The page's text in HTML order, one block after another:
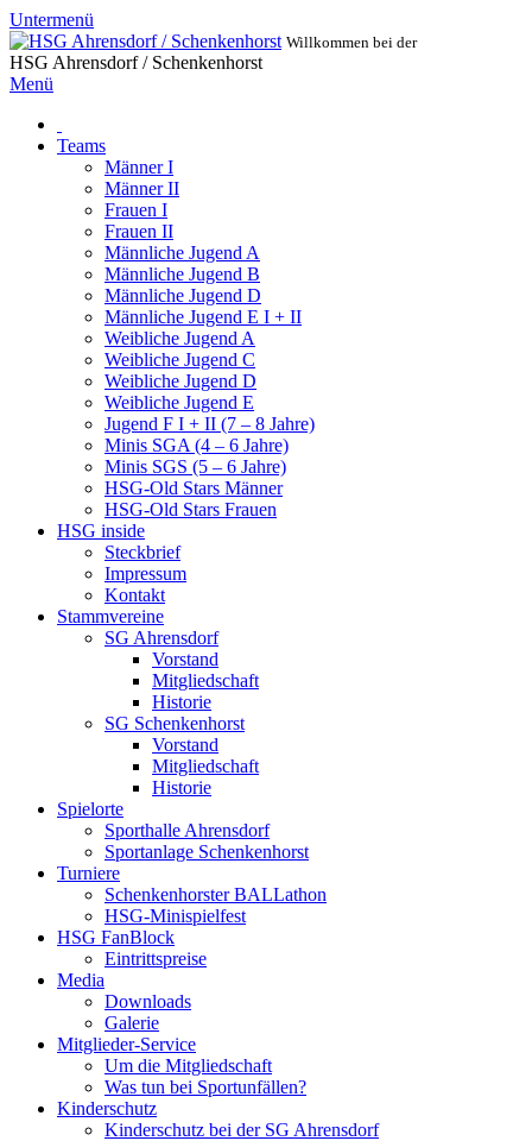
Untermenü
Willkommen bei der
HSG Ahrensdorf / Schenkenhorst
Menü
Teams
Männer I
Männer II
Frauen I
Frauen II
Männliche Jugend A
Männliche Jugend B
Männliche Jugend D
Männliche Jugend E I + II
Weibliche Jugend A
Weibliche Jugend C
Weibliche Jugend D
Weibliche Jugend E
Jugend F I + II (7 – 8 Jahre)
Minis SGA (4 – 6 Jahre)
Minis SGS (5 – 6 Jahre)
HSG-Old Stars Männer
HSG-Old Stars Frauen
HSG inside
Steckbrief
Impressum
Kontakt
Stammvereine
SG Ahrensdorf
Vorstand
Mitgliedschaft
Historie
SG Schenkenhorst
Vorstand
Mitgliedschaft
Historie
Spielorte
Sporthalle Ahrensdorf
Sportanlage Schenkenhorst
Turniere
Schenkenhorster BALLathon
HSG-Minispielfest
HSG FanBlock
Eintrittspreise
Media
Downloads
Galerie
Mitglieder-Service
Um die Mitgliedschaft
Was tun bei Sportunfällen?
Kinderschutz
Kinderschutz bei der SG Ahrensdorf